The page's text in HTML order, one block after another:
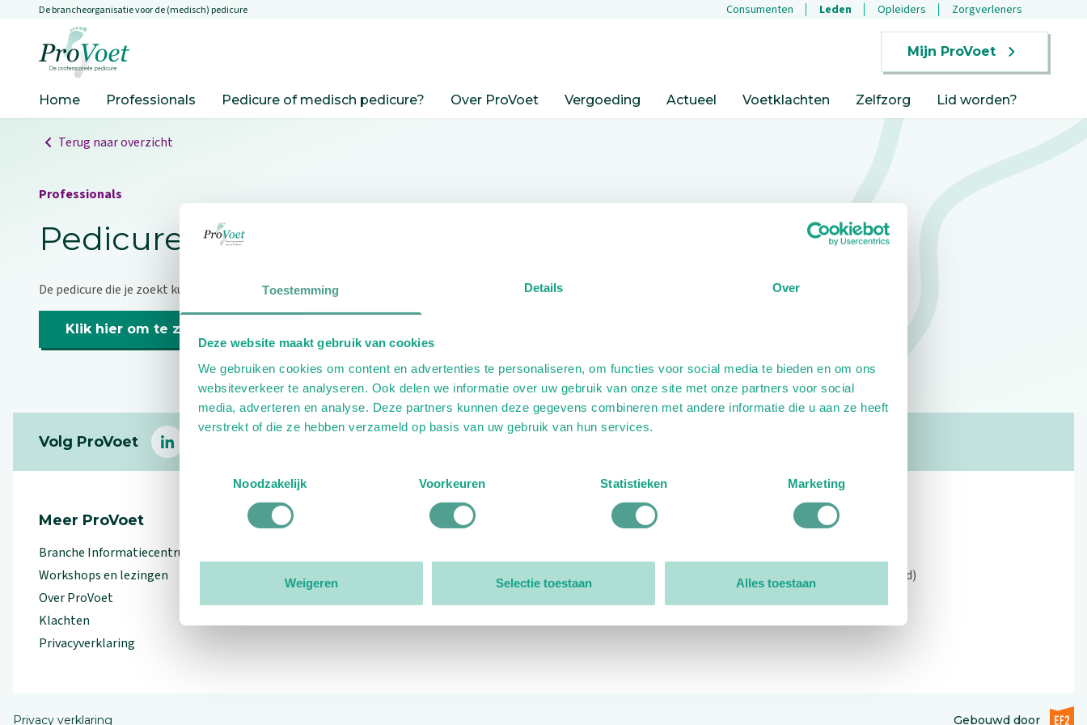
Toestemming Details Over
Deze website maakt gebruik van cookies
We gebruiken cookies om content en advertenties te personaliseren, om functies voor social media te bieden en om ons
websiteverkeer te analyseren. Ook delen we informatie over uw gebruik van onze site met onze partners voor social
media, adverteren en analyse. Deze partners kunnen deze gegevens combineren met andere informatie die u aan ze heeft
verstrekt of die ze hebben verzameld op basis van uw gebruik van hun services.
Noodzakelijk
Voorkeuren Statistieken Marketing
Weigeren Selectie toestaan Alles toestaan
Overslaan en naar de inhoud gaan
De brancheorganisatie voor de (medisch) pedicure Consumenten Leden Opleiders Zorgverleners
Mijn ProVoet
Home Professionals Pedicure of medisch pedicure? Over ProVoet Vergoeding Actueel Voetklachten Zelfzorg Lid worden?
Terug naar overzicht
Professionals
Pedicure niet gevonden
De pedicure die je zoekt kunnen we niet vinden.
Klik hier om te zoeken naar een andere pedicure.
Volg ProVoet
linkedin
Meer ProVoet
Branche Informatiecentrum
Workshops en lezingen
Over ProVoet
Klachten
Privacyverklaring
Organisatie
Open: 09:00 - 12:30 (alleen ochtend)
Privacy verklaring Gebouwd doorEF2